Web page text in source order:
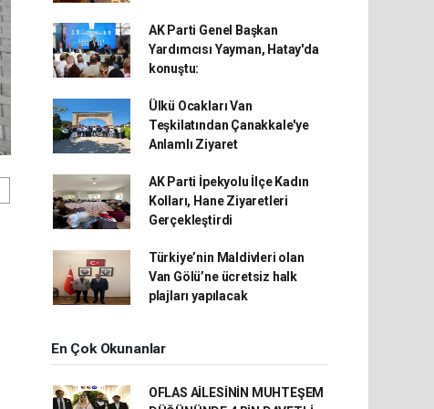
AK Parti Genel Başkan
Yardımcısı Yayman, Hatay'da
konuştu:
Ülkü Ocakları Van
Teşkilatından Çanakkale'ye
Anlamlı Ziyaret
AK Parti İpekyolu İlçe Kadın
Kolları, Hane Ziyaretleri
Gerçekleştirdi
Türkiye’nin Maldivleri olan
Van Gölü’ne ücretsiz halk
plajları yapılacak
En Çok Okunanlar
OFLAS AİLESİNİN MUHTEŞEM